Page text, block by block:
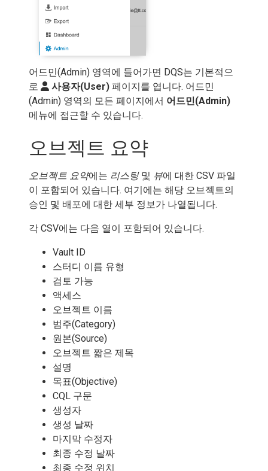
어드민(Admin) 영역에 들어가면 DQS는 기본적으
로
사용자(User) 페이지를 엽니다. 어드민
(Admin) 영역의 모든 페이지에서 어드민(Admin)
메뉴에 접근할 수 있습니다.
오브젝트 요약
오브젝트 요약에는 리스팅및 뷰에 대한 CSV 파일
이 포함되어 있습니다. 여기에는 해당 오브젝트의
승인 및 배포에 대한 세부 정보가 나열됩니다.
각 CSV에는 다음 열이 포함되어 있습니다.
Vault ID
스터디 이름 유형
검토 가능
액세스
오브젝트 이름
범주(Category)
원본(Source)
오브젝트 짧은 제목
설명
목표(Objective)
CQL 구문
생성자
생성 날짜
마지막 수정자
최종 수정 날짜
최종 수정 위치